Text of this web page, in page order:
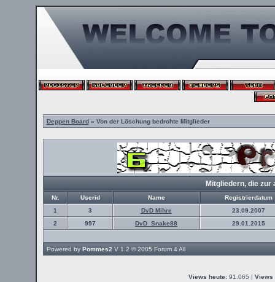
Deppen Board» Von der Löschung bedrohte Mitglieder
Mitgliedern, die
Nr. Userid Name
Registrierdatum
1
3 DvD Mihre
23.09.2007
2
997 DvD_Snake88 29.01.2015
Powered by Pommes2 V 1.2 © 2005 Forum 4 All
Views heute: 91.065 | Views